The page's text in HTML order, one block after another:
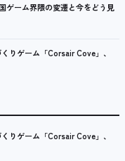
ゲーム界隈の変遷と今をどう見
りゲーム「Corsair Cove」、
りゲーム「Corsair Cove」、